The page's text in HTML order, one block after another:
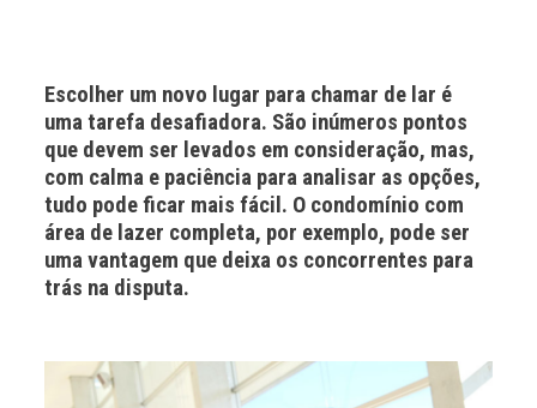
Escolher um novo lugar para chamar de lar é
uma tarefa desafiadora. São inúmeros pontos
que devem ser levados em consideração, mas,
com calma e paciência para analisar as opções,
tudo pode ficar mais fácil. O condomínio com
área de lazer completa, por exemplo, pode ser
uma vantagem que deixa os concorrentes para
trás na disputa.